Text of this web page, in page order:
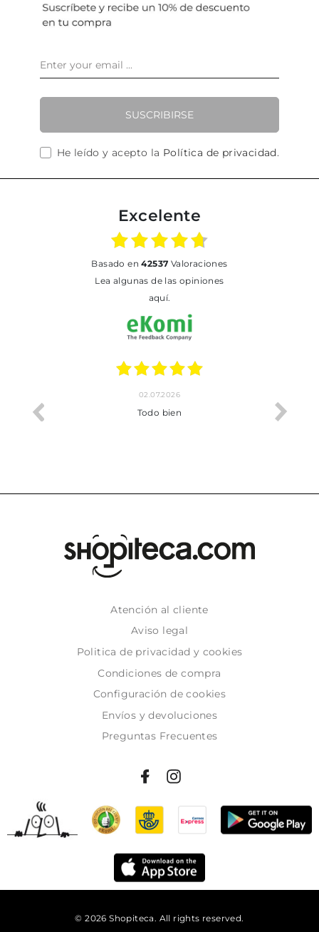
SUSCRIBIRSE
He leído y acepto la Política de privacidad.
Excelente
basado en42537 Valoraciones
Lea algunas de las opiniones
aquí.
02.07.2026
Todo bien
Atención al cliente
Aviso legal
Politica de privacidad y cookies
Condiciones de compra
Configuración de cookies
Envíos y devoluciones
Preguntas Frecuentes
© 2026 Shopiteca. All rights reserved.